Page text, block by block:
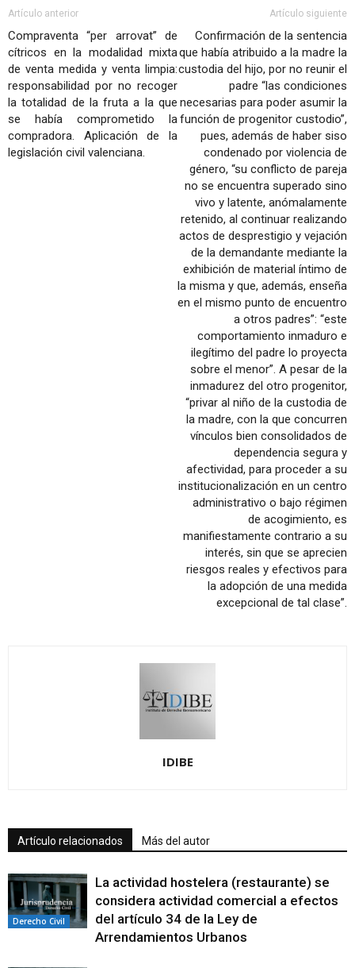
Artículo anterior
Compraventa “per arrovat” de
cítricos en la modalidad mixta
de venta medida y venta limpia:
responsabilidad por no recoger
la totalidad de la fruta a la que
se había comprometido la
compradora. Aplicación de la
legislación civil valenciana.
Artículo siguiente
Confirmación de la sentencia
que había atribuido a la madre la
custodia del hijo, por no reunir el
padre “las condiciones
necesarias para poder asumir la
función de progenitor custodio”,
pues, además de haber siso
condenado por violencia de
género, “su conflicto de pareja
no se encuentra superado sino
vivo y latente, anómalamente
retenido, al continuar realizando
actos de desprestigio y vejación
de la demandante mediante la
exhibición de material íntimo de
la misma y que, además, enseña
en el mismo punto de encuentro
a otros padres”: “este
comportamiento inmaduro e
ilegítimo del padre lo proyecta
sobre el menor”. A pesar de la
inmadurez del otro progenitor,
“privar al niño de la custodia de
la madre, con la que concurren
vínculos bien consolidados de
dependencia segura y
afectividad, para proceder a su
institucionalización en un centro
administrativo o bajo régimen
de acogimiento, es
manifiestamente contrario a su
interés, sin que se aprecien
riesgos reales y efectivos para
la adopción de una medida
excepcional de tal clase”.
IDIBE
Artículo relacionados Más del autor
Derecho Civil
La actividad hostelera (restaurante) se
considera actividad comercial a efectos
del artículo 34 de la Ley de
Arrendamientos Urbanos